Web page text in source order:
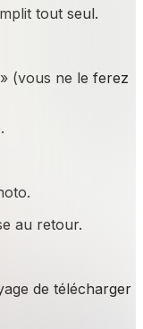
tout seul.
(vous ne le ferez
au retour.
de télécharger